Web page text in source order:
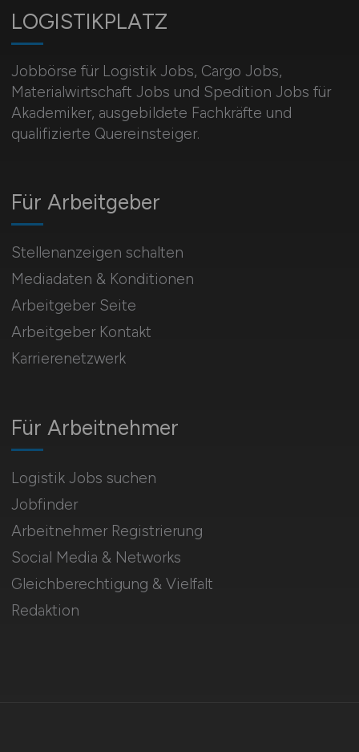
LOGISTIKPLATZ
Jobbörse für Logistik Jobs, Cargo Jobs,
Materialwirtschaft Jobs und Spedition Jobs für
Akademiker, ausgebildete Fachkräfte und
qualifizierte Quereinsteiger.
Für Arbeitnehmer
Logistik Jobs suchen
Jobfinder
Arbeitnehmer Registrierung
Social Media & Networks
Gleichberechtigung & Vielfalt
Redaktion
Für Arbeitgeber
Stellenanzeigen schalten
Mediadaten & Konditionen
Arbeitgeber Seite
Arbeitgeber Kontakt
Karrierenetzwerk